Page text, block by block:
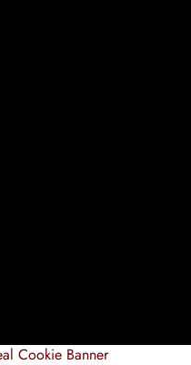
Cookie Banner